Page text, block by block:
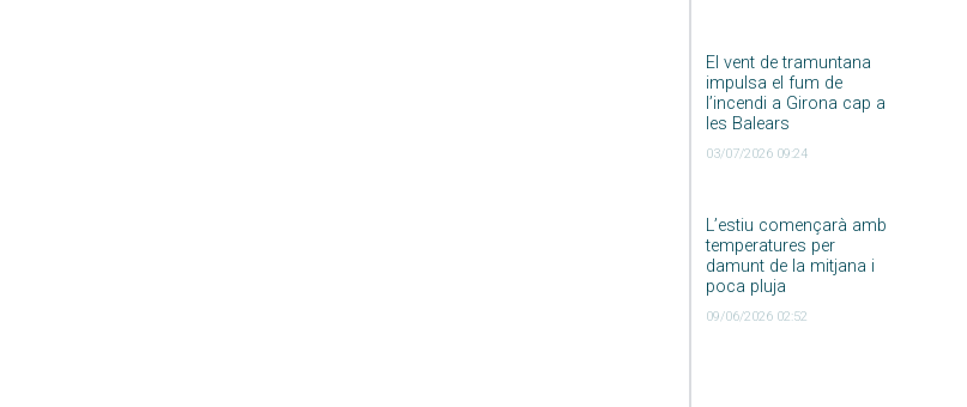
El vent de tramuntana
impulsa el fum de
l’incendi a Girona cap a
les Balears
03/07/2026 09:24
L’estiu començarà amb
temperatures per
damunt de la mitjana i
poca pluja
09/06/2026 02:52